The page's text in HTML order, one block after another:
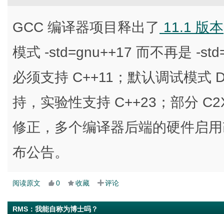
GCC 编译器项目释出了 11.1 版本
模式 -std=gnu++17 而不再是 -
必须支持 C++11；默认调试模式
持，实验性支持 C++23；部分
修正，多个编译器后端的硬件启
布公告。
阅读原文 0 收藏 评论
RMS：我能自称为博士吗？